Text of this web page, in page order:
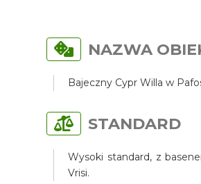
NAZWA
Bajeczny Cypr Willa w
STANDARD
Wysoki standard, z
Vrisi.